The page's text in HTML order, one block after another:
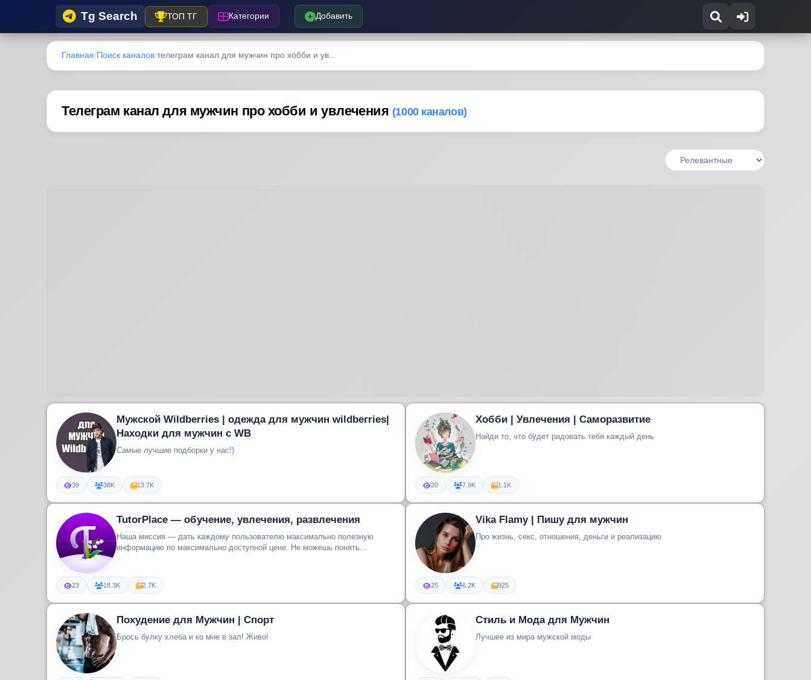
Tg Search ТОП ТГ Категории Добавить
Главная Поиск каналов телеграм канал для мужчин про хобби и ув...
Телеграм канал для мужчин про хобби и увлечения (1000 каналов)
Мужской Wildberries | одежда для мужчин wildberries|
Находки для мужчин с WB
Самые лучшие подборки у нас!)
39 38K 13.7K
Хобби | Увлечения | Саморазвитие
Найди то, что будет радовать тебя каждый день
20 7.9K 1.1K
TutorPlace — обучение, увлечения, развлечения
Наша миссия — дать каждому пользователю максимально полезную
информацию по максимально доступной цене. Не можешь понять...
23 18.3K 2.7K
Vika Flamy | Пишу для мужчин
Про жизнь, секс, отношения, деньги и реализацию
25 6.2K 925
Похудение для Мужчин | Спорт
Брось булку хлеба и ко мне в зал! Живо!
Стиль и Мода для Мужчин
Лучшее из мира мужской моды